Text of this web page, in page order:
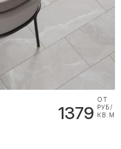
1379
ОТ
РУБ/
КВ.М